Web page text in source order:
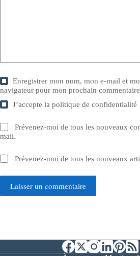
Enregistrer mon nom, mon e-mail et
navigateur pour mon prochain
J’accepte lapolitique de confidentialité
Prévenez-moi de tous les nouveaux
mail.
Prévenez-moi de tous les nouveaux
Laisser un commentaire